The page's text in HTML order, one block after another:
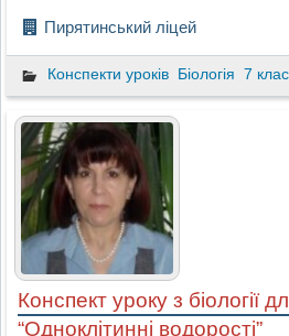
Пирятинський ліцей
Конспекти уроків Біологія 7 клас
Конспект уроку з біології
“Одноклітинні водорості”